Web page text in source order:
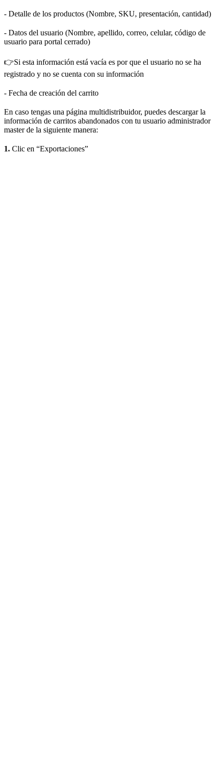
- Detalle de los productos (Nombre, SKU, presentación, cantidad)
- Datos del usuario (Nombre, apellido, correo, celular, código de
usuario para portal cerrado)
👉Si esta información está vacía es por que el usuario no se ha
registrado y no se cuenta con su información
- Fecha de creación del carrito
En caso tengas una página multidistribuidor, puedes descargar la
información de carritos abandonados con tu usuario administrador
master de la siguiente manera:
1. Clic en “Exportaciones”